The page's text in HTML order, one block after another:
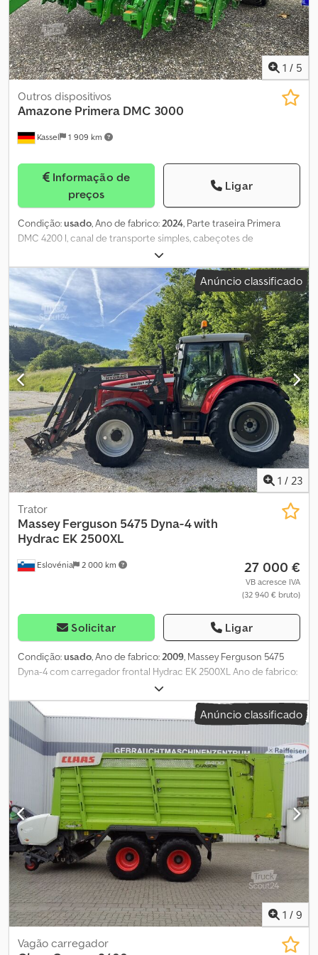
1 / 5
Kassel 1 909 km
Outros dispositivos
Amazone Primera DMC 3000
Informação de
preços
Ligar
Condição:usado, Ano de fabrico:2024, Parte traseira Primera
DMC 4200 l, canal de transporte simples, cabeçotes de
distribuição Single-Shoot para 16 linhas, ponte de carregamento
longa para parte traseira, lança traseira com suporte dobrável,
engate inferior categoria 3, eixo com freio estacionário, sistema
de freio pneumático de duplo circuito. Dcodpfx Afsuhnwvewjk
Anúncio classificado
1 / 23
Eslovénia 2 000 km
Trator
Massey Ferguson 5475 Dyna-4 with
Hydrac EK 2500XL
27 000 €
VB acresce IVA
(32 940 € bruto)
Solicitar Ligar
Condição:usado, Ano de fabrico:2009, Massey Ferguson 5475
Dyna-4 com carregador frontal Hydrac EK 2500XL Ano de fabrico:
2009 Transmissão Dyna-4, powershift parcial 16-16 Motor Perkins,
135 CV Velocidade máxima: 40km/h Dimensões dos pneus
traseiros: 600/65 R38, dianteiros: 480/65 R28 Peso: 5400 kg Altura:
2790 mm/279 cm Largura: 2010 mm/201 cm Comprimento: 4810
mm/481 cm TDP (PTO): 540/1000 3 pares de engates hidráulicos
rápidos Dcedpfsw T R Eiox Afwok Engate hidráulico para travão
de reboque Tomada para luzes de reboque Engate para reboque
Gramer Carregador frontal Hydrac EK 2500XL Caudal da bomba
hidráulica: 110 l/min
Anúncio classificado
1 / 9
Vagão carregador